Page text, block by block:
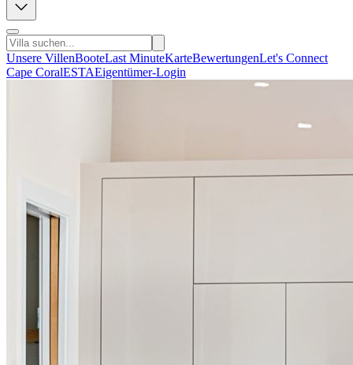
Unsere VillenBooteLast MinuteKarteBewertungenLet's Connect
Cape CoralESTAEigentümer-Login